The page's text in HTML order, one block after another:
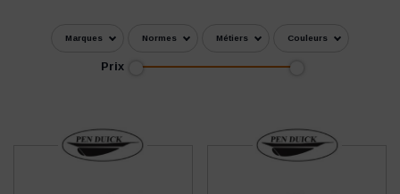
Marques Normes Métiers Couleurs
Prix